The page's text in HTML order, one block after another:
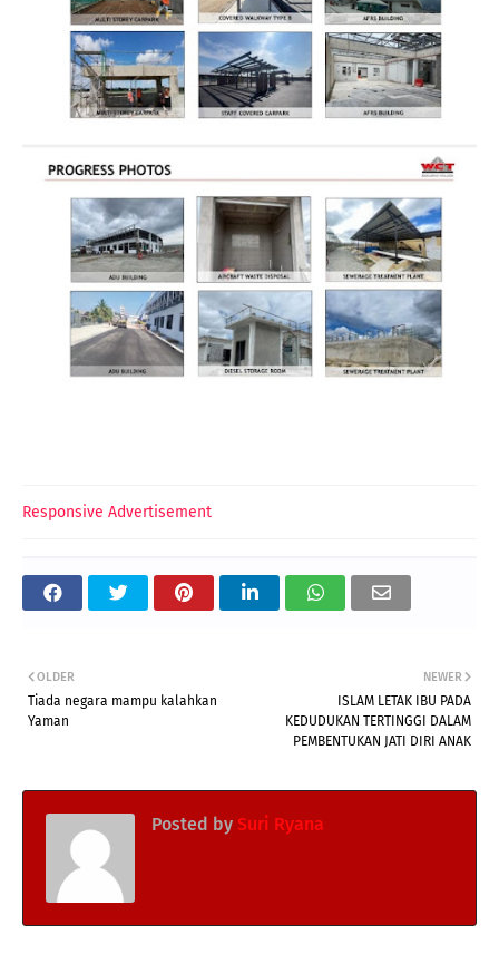
Responsive Advertisement
NEWER
ISLAM LETAK IBU PADA
KEDUDUKAN TERTINGGI DALAM
PEMBENTUKAN JATI DIRI ANAK
OLDER
Tiada negara mampu kalahkan
Yaman
Posted by Suri Ryana